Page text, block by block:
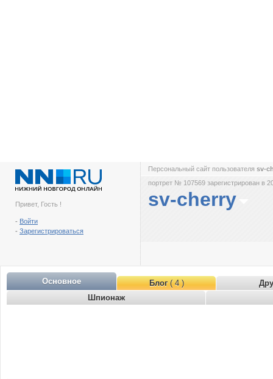
Привет, Гость !
- Войти
- Зарегистрироваться
Персональный сайт пользователя sv-
портрет № 107569 зарегистрирован в
sv-cherry
Основное Блог( 4 )
Шпионаж